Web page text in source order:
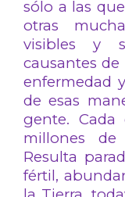
sólo a las
otras
visibles y
causantes
enfermedad
de esas
gente.
millones
Resulta
fértil,